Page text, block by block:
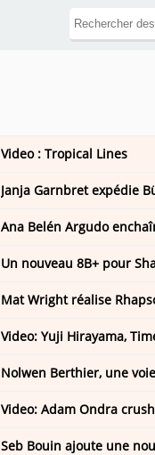
Video : Tropical Lines
Janja Garnbret expédie
Ana Belén Argudo
Un nouveau 8B+ pour
Mat Wright réalise
Video: Yuji Hirayama,
Nolwen Berthier, une
Video: Adam Ondra